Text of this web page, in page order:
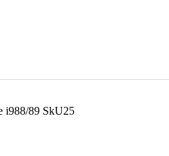
i988/89 SkU25